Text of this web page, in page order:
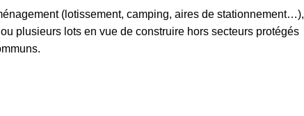
(lotissement, camping, aires de stationnement…),
plusieurs lots en vue de construire hors secteurs protégés